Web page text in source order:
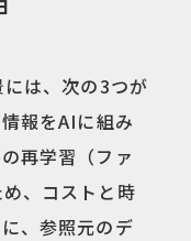
は、次の3つが
報をAIに組み
再学習（ファ
、コストと時
、参照元のデ